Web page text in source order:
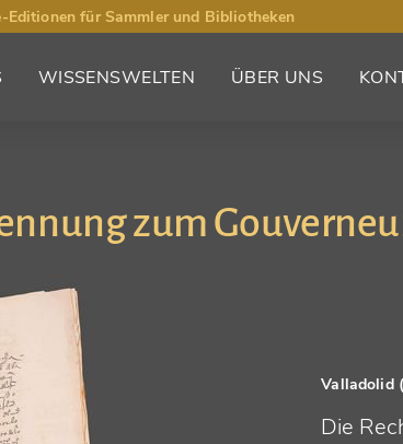
Editionen für Sammler und Bibliotheken
WISSENSWELTEN ÜBER UNS
zum
Valladolid
Die